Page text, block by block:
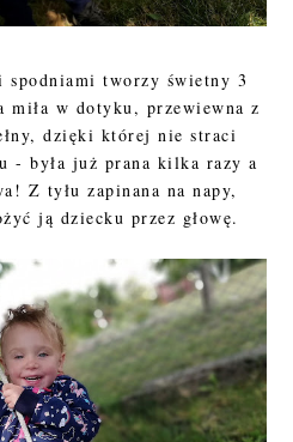
spodniami tworzy świetny 3
miła w dotyku, przewiewna z
dzięki której nie straci
- była już prana kilka razy a
Z tyłu zapinana na napy,
ją dziecku przez głowę.